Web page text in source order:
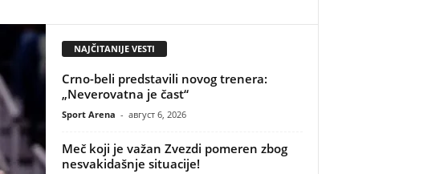
NAJČITANIJE VESTI
Crno-beli predstavili novog trenera:
„Neverovatna je čast“
Sport Arena - август 6, 2026
Meč koji je važan Zvezdi pomeren zbog
nesvakidašnje situacije!